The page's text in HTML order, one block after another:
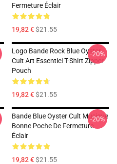
Fermeture Éclair
19,82 €$21.55
Logo Bande Rock Blue Oyster
Cult Art Essentiel T-Shirt Zipper
Pouch
19,82 €$21.55
-20%
Bande Blue Oyster Cult Musique
Bonne Poche De Fermeture
Éclair
19,82 €$21.55
-20%